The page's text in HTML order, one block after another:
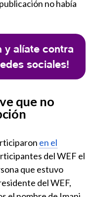
no había
y alíate contra
sociales!
que no
en el
del WEF el
que estuvo
del WEF,